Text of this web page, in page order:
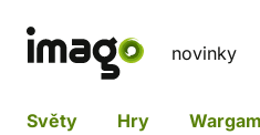
novinky
Světy Hry